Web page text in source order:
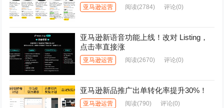
亚马逊运营 阅读(2784) 评论(0)
亚马逊新语音功能上线！改对 Listing，
点击率直接涨
亚马逊运营 阅读(2670) 评论(0)
亚马逊新品推广出单转化率提升30%！
亚马逊运营 阅读(790) 评论(0)